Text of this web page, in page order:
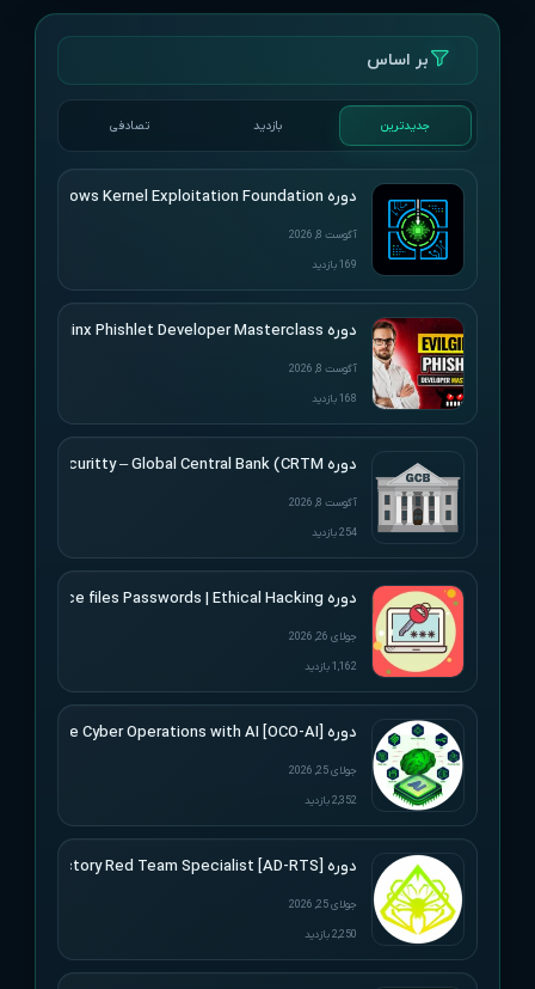
بر اساس
جدیدترین بازدید تصادفی
دوره HackSys – Windows Kernel Exploitation Foundation
آگوست 8, 2026
169 بازدید
دوره SimplerHacking – Evilginx Phishlet Developer Masterclass
آگوست 8, 2026
168 بازدید
دوره Altered Securitty – Global Central Bank (CRTM)
آگوست 8, 2026
254 بازدید
دوره Udemy – Cracking Microsoft Office files Passwords | Ethical Hacking
جولای 26, 2026
1,162 بازدید
دوره [Offensive Cyber Operations with AI [OCO-AI
جولای 25, 2026
2,352 بازدید
دوره [Active Directory Red Team Specialist [AD-RTS
جولای 25, 2026
2,250 بازدید